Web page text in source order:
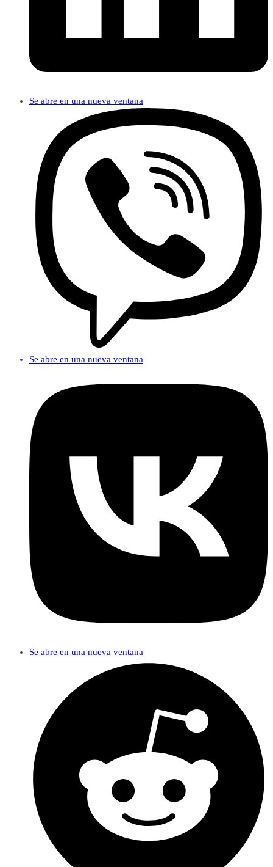
Se abre en una nueva ventana
Se abre en una nueva ventana
Se abre en una nueva ventana